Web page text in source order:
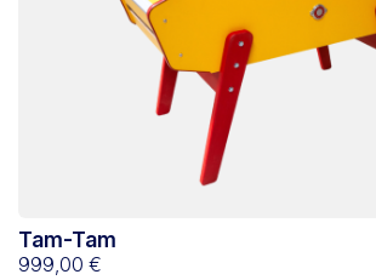
Tam-Tam
999,00 €